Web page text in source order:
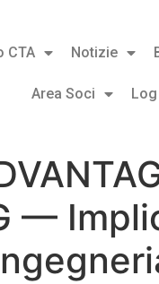
CTA Notizie
Area Soci Log
—